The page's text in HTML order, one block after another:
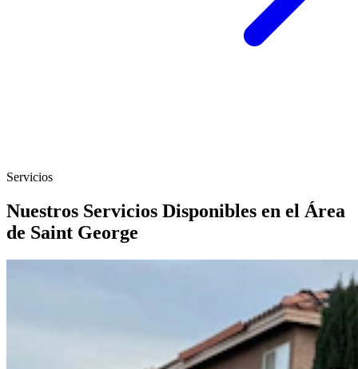
Servicios
Nuestros Servicios Disponibles en el Área
de Saint George